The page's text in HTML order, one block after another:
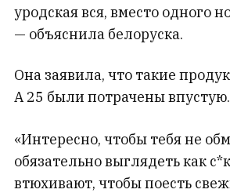
уродская вся, вместо одного
— объяснила белоруска.
Она заявила, что такие
А 25 были потрачены впустую.
«Интересно, чтобы тебя не
обязательно выглядеть как
втюхивают, чтобы поесть